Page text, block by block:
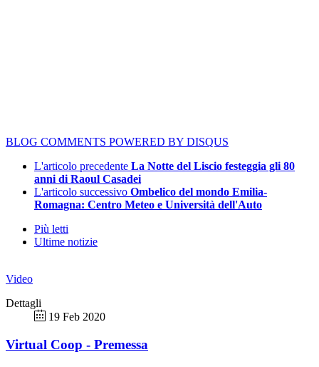
BLOG COMMENTS POWERED BY DISQUS
L'articolo precedente La Notte del Liscio festeggia gli 80
anni di Raoul Casadei
L'articolo successivo Ombelico del mondo Emilia-
Romagna: Centro Meteo e Università dell'Auto
Più letti
Ultime notizie
Video
Dettagli
19 Feb 2020
Virtual Coop - Premessa